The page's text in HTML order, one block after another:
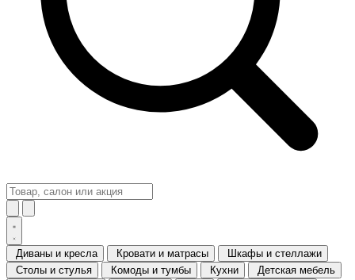
Диваны и кресла Кровати и матрасы
Шкафы и стеллажи
Столы и стулья
Комоды и тумбы Кухни
Детская мебель